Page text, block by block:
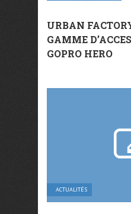
URBAN
GAMME
GOPRO HERO
ACTUALITÉS